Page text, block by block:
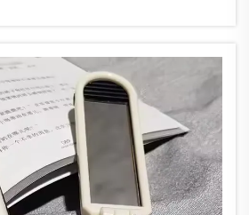
なエンジニアリングを組み合